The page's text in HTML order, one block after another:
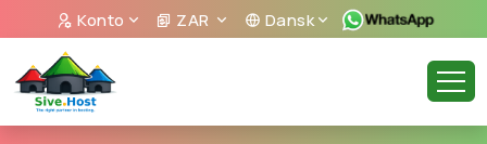
Konto ZAR Dansk